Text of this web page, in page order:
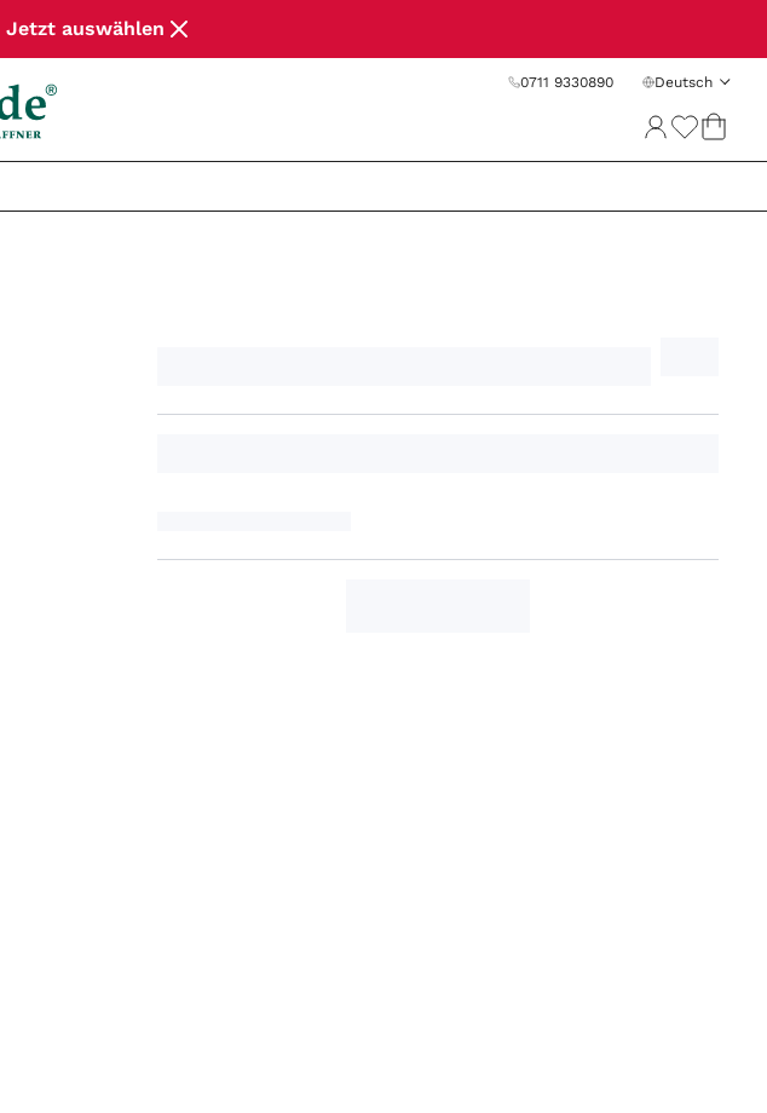
Jetzt auswählen
0711 9330890 Deutsch